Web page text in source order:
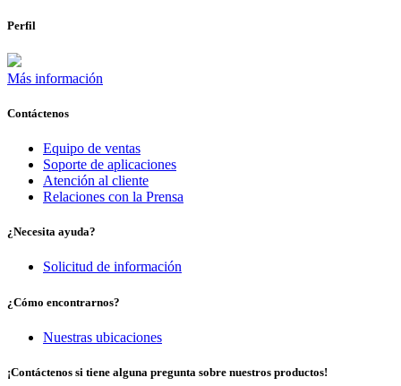
Perfil
Más información
Contáctenos
Equipo de ventas
Soporte de aplicaciones
Atención al cliente
Relaciones con la Prensa
¿Necesita ayuda?
Solicitud de información
¿Cómo encontrarnos?
Nuestras ubicaciones
¡Contáctenos si tiene alguna pregunta sobre nuestros productos!